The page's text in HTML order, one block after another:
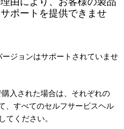
ポートを提供できませ
ジョンはサポートされていませ
入された場合は、それぞれの
、すべてのセルフサービスヘル
てください。